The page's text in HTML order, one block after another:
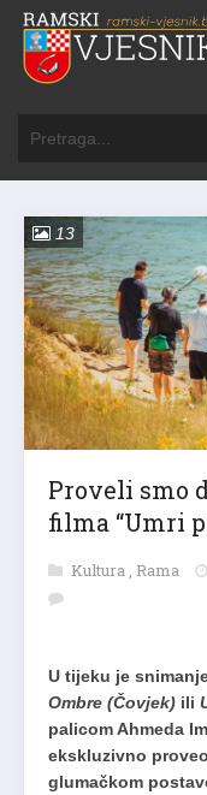
13
Proveli smo
filma “Umri
Kultura , Rama
U tijeku je
Ombre (Čovjek) ili
palicom Ahmeda
ekskluzivno
glumačkom